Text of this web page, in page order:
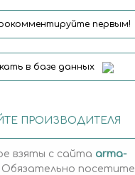
первым!
в базе данных
ПРОИЗВОДИТЕЛЯ
взяты с сайта arma-
Обязательно посетите